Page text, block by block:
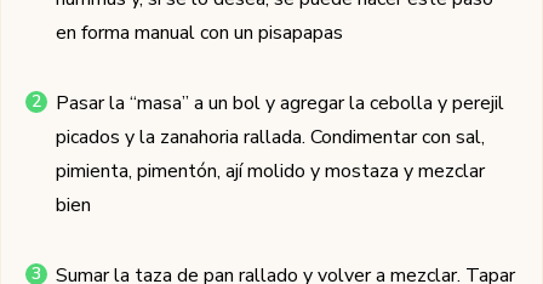
en forma manual con un pisapapas
Pasar la “masa” a un bol y agregar la cebolla y perejil
picados y la zanahoria rallada. Condimentar con sal,
pimienta, pimentón, ají molido y mostaza y mezclar
bien
Sumar la taza de pan rallado y volver a mezclar. Tapar